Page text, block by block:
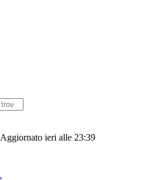
Aggiornato ieri alle 23:39